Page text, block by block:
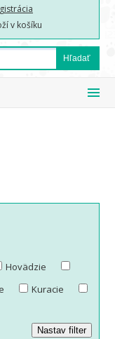
v košíku
Hovädzie
Kuracie